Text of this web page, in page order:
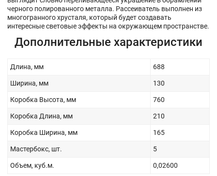
черного полированного металла. Рассеиватель выполнен из
многогранного хрусталя, который будет создавать
интересные световые эффекты на окружающем пространстве.
Дополнительные характеристики
Длина, мм 688
Ширина, мм 130
Коробка Высота, мм 760
Коробка Длина, мм 210
Коробка Ширина, мм 165
Мастербокс, шт. 5
Объем, куб.м. 0,02600